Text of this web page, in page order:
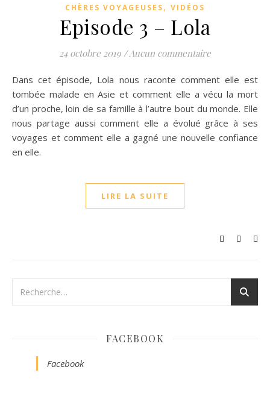
CHÈRES VOYAGEUSES, VIDÉOS
Episode 3 – Lola
24 octobre 2019 /Aucun commentaire
Dans cet épisode, Lola nous raconte comment elle est
tombée malade en Asie et comment elle a vécu la mort
d’un proche, loin de sa famille à l’autre bout du monde. Elle
nous partage aussi comment elle a évolué grâce à ses
voyages et comment elle a gagné une nouvelle confiance
en elle.
LIRE LA SUITE
FACEBOOK
Facebook